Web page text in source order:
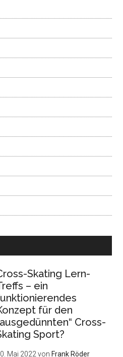
Skating Lern-
– ein
für den
Cross-
Sport?
Mai 2022von Frank Röder